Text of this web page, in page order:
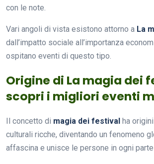
con le note.
Vari angoli di vista esistono attorno a La
dall’impatto sociale all’importanza
ospitano eventi di questo tipo.
Origine di La magia dei
scopri i migliori eventi
Il concetto di magia dei festival ha
culturali ricche, diventando un fenomeno
affascina e unisce le persone in ogni